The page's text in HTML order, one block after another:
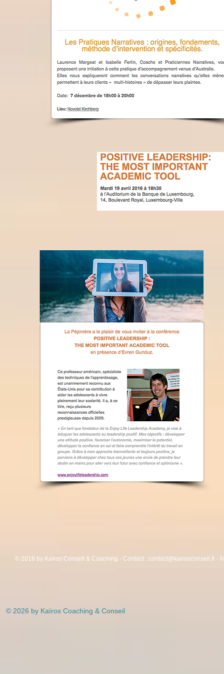
© 2018 by Kaïros Conseil & Coaching - Contact : contact@kairosconseil.fr -
© 2026 by Kaïros Coaching & Conseil